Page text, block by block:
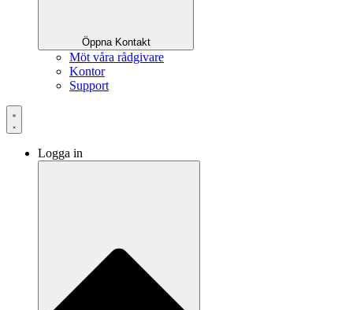
Öppna Kontakt
Möt våra rådgivare
Kontor
Support
Logga in